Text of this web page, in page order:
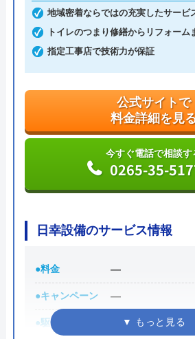
営業時間は8時～23時、365日年
るため、夜間・早朝のトラブル
登録されているため、技術力を
すすめの業者です。
料金詳細を見
今すぐ電話で相談す
水猿の基本情報
運営会社 SLS株式会社
代表者 明石康裕
地域密着ならではの充実したサービ
トイレのつまり修繕からリフォーム
指定工事店で技術力が保証
公式サイトで
料金詳細を見
今すぐ電話で相談す
0265-35-
日幸設備のサービス情報
●料金 ―
●キャンペーン ―
●駆けつけ時間